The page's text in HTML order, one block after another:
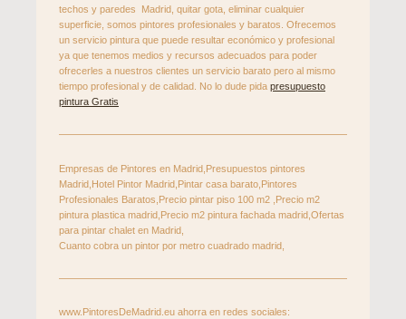
techos y paredes Madrid, quitar gota, eliminar cualquier
superficie, somos pintores profesionales y baratos. Ofrecemos
un servicio pintura que puede resultar económico y profesional
ya que tenemos medios y recursos adecuados para poder
ofrecerles a nuestros clientes un servicio barato pero al mismo
tiempo profesional y de calidad. No lo dude pida presupuesto
pintura Gratis
Empresas de Pintores en Madrid,Presupuestos pintores
Madrid,Hotel Pintor Madrid,Pintar casa barato,Pintores
Profesionales Baratos,Precio pintar piso 100 m2 ,Precio m2
pintura plastica madrid,Precio m2 pintura fachada madrid,Ofertas
para pintar chalet en Madrid,
Cuanto cobra un pintor por metro cuadrado madrid,
www.PintoresDeMadrid.eu ahorra en redes sociales: